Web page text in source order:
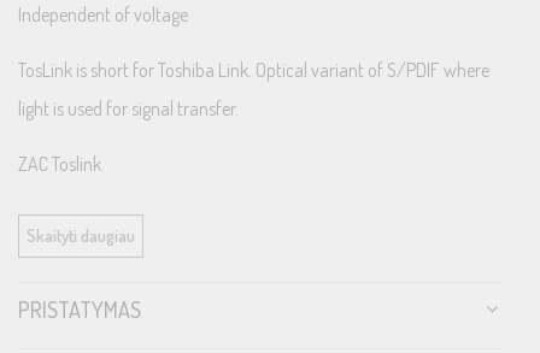
Independent of voltage
TosLink is short for Toshiba Link. Optical variant of S/PDIF where
light is used for signal transfer.
ZAC Toslink
Our most popular Toslink. Fibre optic, fitted with Toslink at both
ends.
Skaityti daugiau
PRISTATYMAS